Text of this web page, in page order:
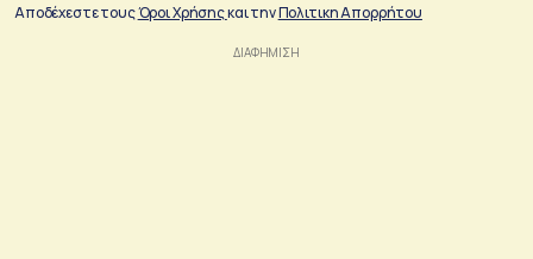
Αποδέχεστε τουςΌροι Χρήσηςκαι τηνΠολιτικη Απορρήτου